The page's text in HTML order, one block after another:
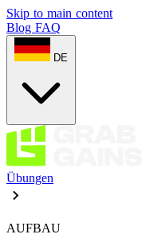
Skip to main content
Blog FAQ
DE
Übungen
AUFBAU